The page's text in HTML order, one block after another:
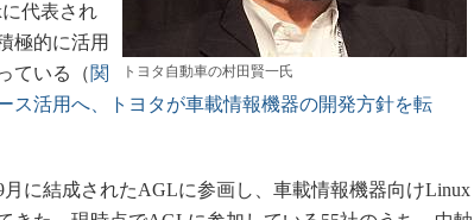
トヨタ自動車の村田賢一氏
代表され
極的に活用
ている（関
ス活用へ、トヨタが車載情報機器の開発方針を転
に結成されたAGLに参画し、車載情報機器向けLinux